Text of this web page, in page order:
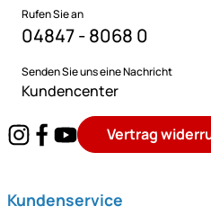
Rufen Sie an
04847 - 8068 0
Senden Sie uns eine Nachricht
Kundencenter
Vertrag
Kundenservice